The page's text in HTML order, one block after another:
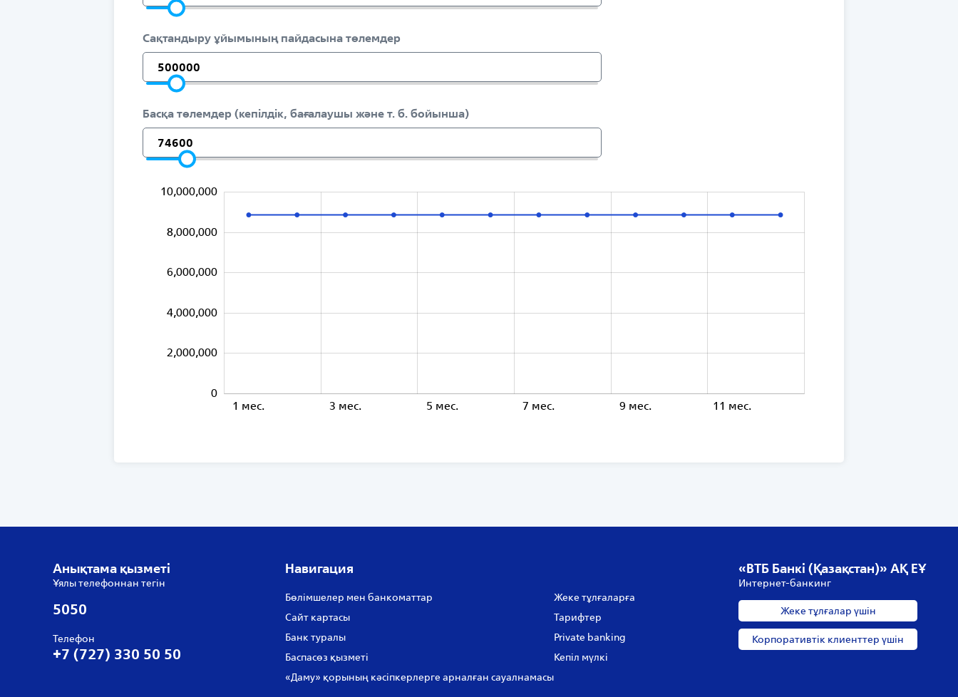
Сақтандыру ұйымының пайдасына төлемдер
Басқа төлемдер (кепілдік, бағалаушы және т. б. бойынша)
0
2,000,000
4,000,000
6,000,000
8,000,000
10,000,000
1 мес. 3 мес. 5 мес. 7 мес. 9 мес. 11 мес.
Анықтама қызметі
Ұялы телефоннан тегін
5050
Телефон
+7 (727) 330 50 50
Навигация
Бөлімшелер мен банкоматтар
Сайт картасы
Банк туралы
Баспасөз қызметі
«Даму» қорының кәсіпкерлерге арналған сауалнамасы
Жеке тұлғаларға
Тарифтер
Private banking
Кепіл мүлкі
«ВТБ Банкі (Қазақстан)» АҚ ЕҰ
Интернет-банкинг
Жеке тұлғалар үшін
Корпоративтік клиенттер үшін